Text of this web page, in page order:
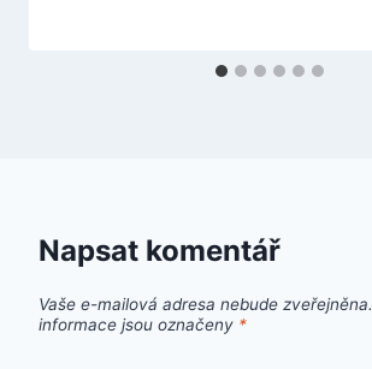
Napsat komentář
Vaše e-mailová adresa nebude zveřejněna.
informace jsou označeny *